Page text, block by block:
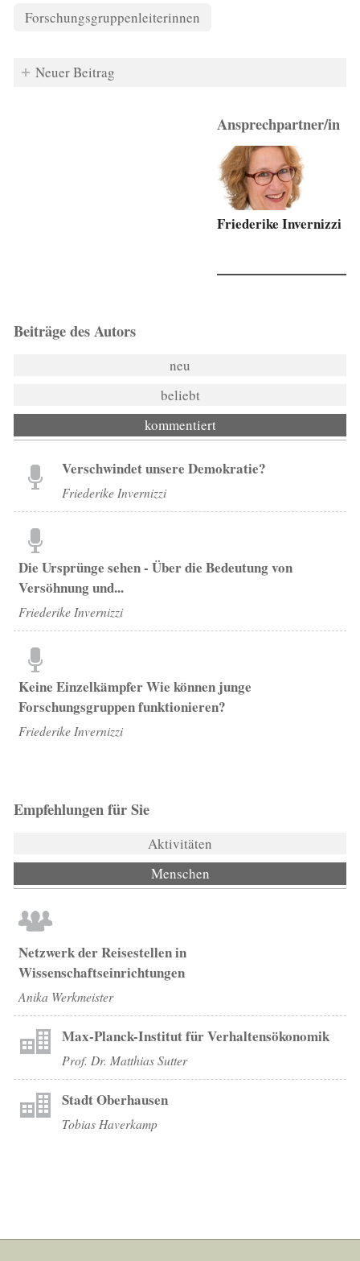
Forschungsgruppenleiterinnen
Neuer Beitrag
Ansprechpartner/in
Friederike Invernizzi
Beiträge des Autors
neu
beliebt
kommentiert
Verschwindet unsere Demokratie?
Friederike Invernizzi
Die Ursprünge sehen - Über die Bedeutung von
Versöhnung und...
Friederike Invernizzi
Keine Einzelkämpfer Wie können junge
Forschungsgruppen funktionieren?
Friederike Invernizzi
Empfehlungen für Sie
Aktivitäten
Menschen
Netzwerk der Reisestellen in
Wissenschaftseinrichtungen
Anika Werkmeister
Max-Planck-Institut für Verhaltensökonomik
Prof. Dr. Matthias Sutter
Stadt Oberhausen
Tobias Haverkamp